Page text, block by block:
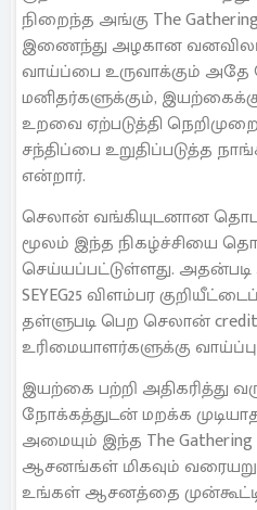
நிறைந்த அங்கு The
இணைந்து அழகான
வாய்ப்பை உருவாக்கும்
மனிதர்களுக்கும்,
உறவை ஏற்படுத்தி
சந்திப்பை உறுதிப்படுத்த
என்றார்.
செலான் வங்கியுடனான
மூலம் இந்த நிகழ்ச்சியை
செய்யப்பட்டுள்ளது. அதன்படி
SEYEG25 விளம்பர
தள்ளுபடி பெற செலான்
உரிமையாளர்களுக்கு
இயற்கை பற்றி அதிகரித்து
நோக்கத்துடன் மறக்க முடியாத
அமையும் இந்த The
ஆசனங்கள் மிகவும்
உங்கள் ஆசனத்தை